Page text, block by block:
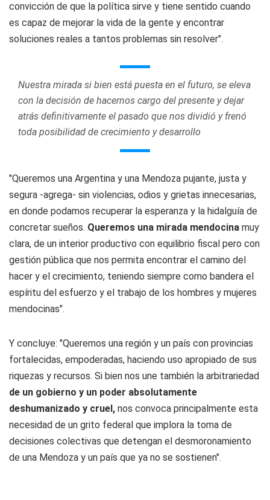
convicción de que la política sirve y tiene sentido cuando
es capaz de mejorar la vida de la gente y encontrar
soluciones reales a tantos problemas sin resolver".
Nuestra mirada si bien está puesta en el futuro, se eleva
con la decisión de hacernos cargo del presente y dejar
atrás definitivamente el pasado que nos dividió y frenó
toda posibilidad de crecimiento y desarrollo
"Queremos una Argentina y una Mendoza pujante, justa y
segura -agrega- sin violencias, odios y grietas innecesarias,
en donde podamos recuperar la esperanza y la hidalguía de
concretar sueños. Queremos una mirada mendocina muy
clara, de un interior productivo con equilibrio fiscal pero con
gestión pública que nos permita encontrar el camino del
hacer y el crecimiento, teniendo siempre como bandera el
espíritu del esfuerzo y el trabajo de los hombres y mujeres
mendocinas".
Y concluye: "Queremos una región y un país con provincias
fortalecidas, empoderadas, haciendo uso apropiado de sus
riquezas y recursos. Si bien nos une también la arbitrariedad
de un gobierno y un poder absolutamente
deshumanizado y cruel, nos convoca principalmente esta
necesidad de un grito federal que implora la toma de
decisiones colectivas que detengan el desmoronamiento
de una Mendoza y un país que ya no se sostienen".